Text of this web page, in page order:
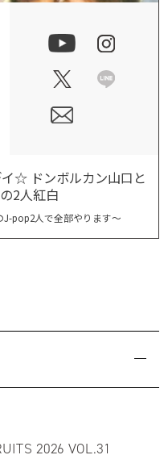
☆ ドンボルカン山口と
2人紅白
J-pop2人で全部やります〜
2026 VOL.31